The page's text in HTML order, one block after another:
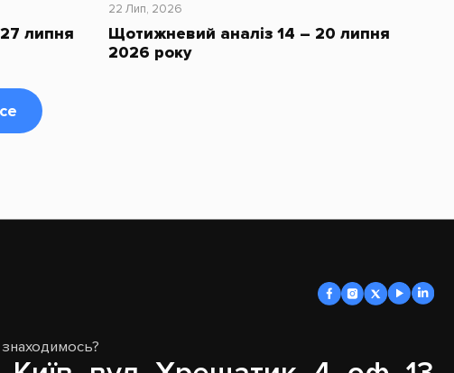
липня
22 Лип, 2026
Щотижневий аналіз 14 – 20 липня
2026 року